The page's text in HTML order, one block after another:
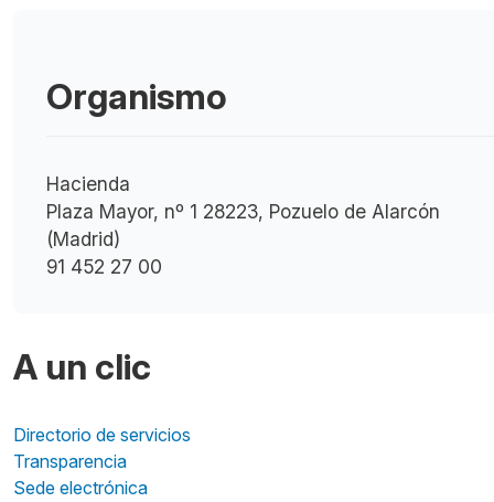
Organismo
Hacienda
Plaza Mayor, nº 1 28223, Pozuelo de Alarcón
(Madrid)
91 452 27 00
A un clic
Directorio de servicios
Transparencia
Sede electrónica